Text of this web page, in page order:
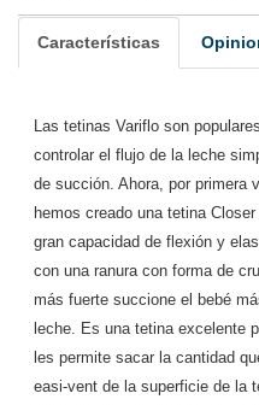
Características
Las tetinas Variflo son
controlar el flujo de la leche
de succión. Ahora, por primera
hemos creado una tetina
gran capacidad de flexión y
con una ranura con forma de
más fuerte succione el bebé
leche. Es una tetina excelente
les permite sacar la cantidad
easi-vent de la superficie de la